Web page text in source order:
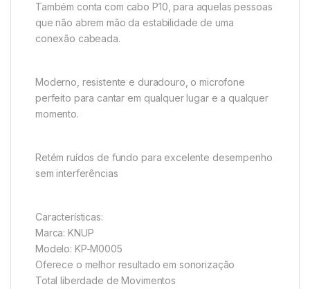
Também conta com cabo P10, para aquelas pessoas
que não abrem mão da estabilidade de uma
conexão cabeada.
Moderno, resistente e duradouro, o microfone
perfeito para cantar em qualquer lugar e a qualquer
momento.
Retém ruídos de fundo para excelente desempenho
sem interferências
Características:
Marca: KNUP
Modelo: KP-M0005
Oferece o melhor resultado em sonorização
Total liberdade de Movimentos